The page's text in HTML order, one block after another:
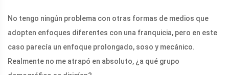
No tengo ningún problema con otras formas de medios que
adopten enfoques diferentes con una franquicia, pero en este
caso parecía un enfoque prolongado, soso y mecánico.
Realmente no me atrapó en absoluto, ¿a qué grupo